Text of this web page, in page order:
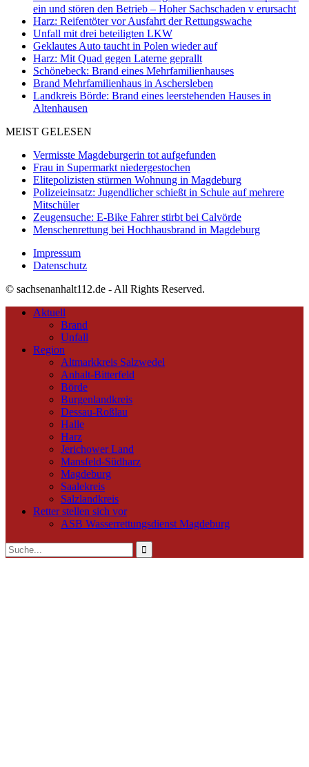
ein und stören den Betrieb – Hoher Sachschaden v erursacht
Harz: Reifentöter vor Ausfahrt der Rettungswache
Unfall mit drei beteiligten LKW
Geklautes Auto taucht in Polen wieder auf
Harz: Mit Quad gegen Laterne geprallt
Schönebeck: Brand eines Mehrfamilienhauses
Brand Mehrfamilienhaus in Aschersleben
Landkreis Börde: Brand eines leerstehenden Hauses in
Altenhausen
MEIST GELESEN
Vermisste Magdeburgerin tot aufgefunden
Frau in Supermarkt niedergestochen
Elitepolizisten stürmen Wohnung in Magdeburg
Polizeieinsatz: Jugendlicher schießt in Schule auf mehrere
Mitschüler
Zeugensuche: E-Bike Fahrer stirbt bei Calvörde
Menschenrettung bei Hochhausbrand in Magdeburg
Impressum
Datenschutz
© sachsenanhalt112.de - All Rights Reserved.
Aktuell
Brand
Unfall
Region
Altmarkkreis Salzwedel
Anhalt-Bitterfeld
Börde
Burgenlandkreis
Dessau-Roßlau
Halle
Harz
Jerichower Land
Mansfeld-Südharz
Magdeburg
Saalekreis
Salzlandkreis
Retter stellen sich vor
ASB Wasserrettungsdienst Magdeburg